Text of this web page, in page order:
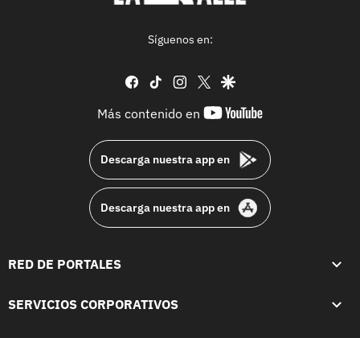
Síguenos en:
facebook
tiktok instagram
twittergoogle
Más contenido en
youtube-
Descarga nuestra app en
Descarga nuestra app en
RED DE PORTALES
SERVICIOS CORPORATIVOS